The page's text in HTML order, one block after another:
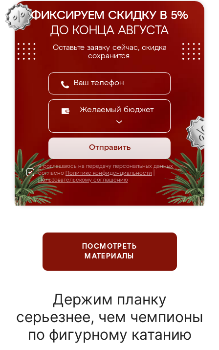
ФИКСИРУЕМ СКИДКУ В 5%
ДО КОНЦА АВГУСТА
Оставьте заявку сейчас, скидка
сохранится.
Желаемый бюджет
Отправить
Я соглашаюсь на передачу персональных данных
согласно Политике конфиденциальности
Пользовательскому соглашению
ПОСМОТРЕТЬ
МАТЕРИАЛЫ
Держим планку
серьезнее, чем чемпионы
по фигурному катанию